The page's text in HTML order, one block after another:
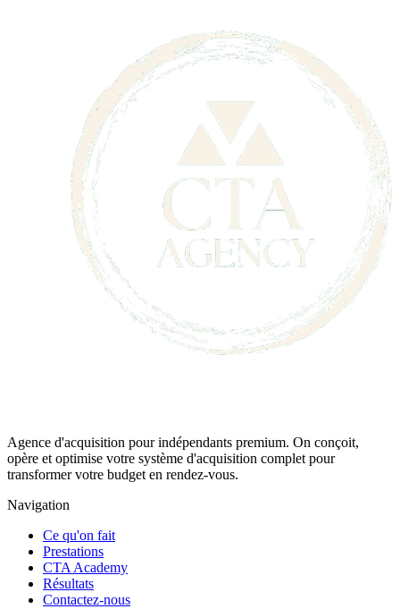
Agence d'acquisition pour indépendants premium. On conçoit,
opère et optimise votre système d'acquisition complet pour
transformer votre budget en rendez-vous.
Navigation
Ce qu'on fait
Prestations
CTA Academy
Résultats
Contactez-nous